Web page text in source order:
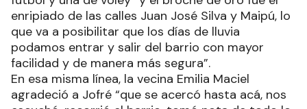
enripiado de las calles Juan José Silva y Maipú, lo
que va a posibilitar que los días de lluvia
podamos entrar y salir del barrio con mayor
facilidad y de manera más segura”.
En esa misma línea, la vecina Emilia Maciel
agradeció a Jofré “que se acercó hasta acá, nos